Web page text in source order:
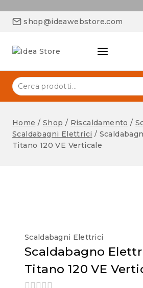
shop@ideawebstore.com
Home / Shop / Riscaldamento /
Scaldabagni Elettrici /
Titano 120 VE Verticale
Scaldabagni Elettrici
Scaldabagno
Titano 120 VE